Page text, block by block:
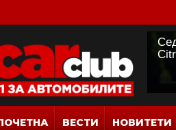
ВЕСТИ НОВИТЕТИ